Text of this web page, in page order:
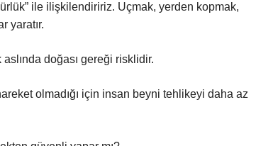
ile ilişkilendiririz. Uçmak, yerden kopmak,
yaratır.
doğası gereği risklidir.
olmadığı için insan beyni tehlikeyi daha az